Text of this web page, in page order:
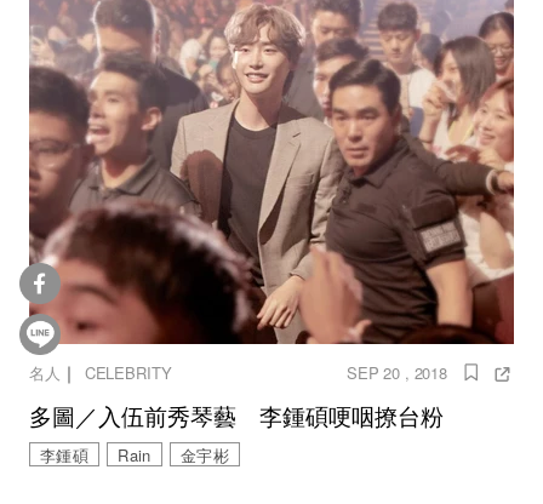
名人 ｜ CELEBRITY SEP 20 , 2018
多圖／入伍前秀琴藝 李鍾碩哽咽撩台粉
李鍾碩 Rain 金宇彬